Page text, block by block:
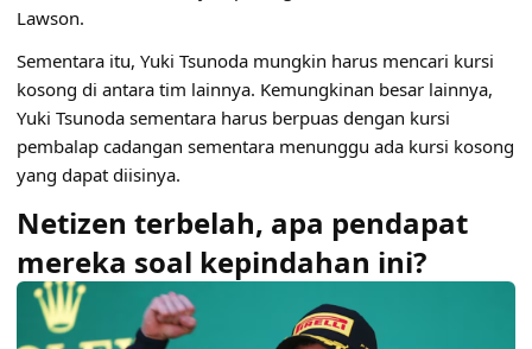
Lawson.
Sementara itu, Yuki Tsunoda mungkin harus mencari kursi
kosong di antara tim lainnya. Kemungkinan besar lainnya,
Yuki Tsunoda sementara harus berpuas dengan kursi
pembalap cadangan sementara menunggu ada kursi kosong
yang dapat diisinya.
Netizen terbelah, apa pendapat
mereka soal kepindahan ini?